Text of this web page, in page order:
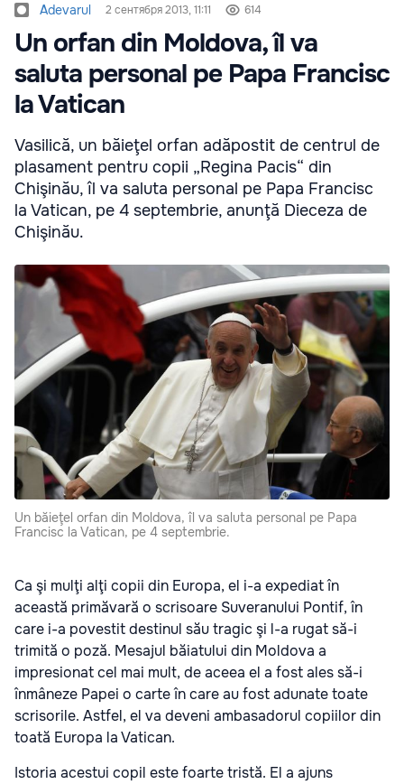
Adevarul 2 сентября 2013, 11:11 614
Un orfan din Moldova, îl va
saluta personal pe Papa Francisc
la Vatican
Vasilică, un băieţel orfan adăpostit de centrul de
plasament pentru copii „Regina Pacis“ din
Chişinău, îl va saluta personal pe Papa Francisc
la Vatican, pe 4 septembrie, anunţă Dieceza de
Chişinău.
Un băieţel orfan din Moldova, îl va saluta personal pe Papa
Francisc la Vatican, pe 4 septembrie.
Ca şi mulţi alţi copii din Europa, el i-a expediat în
această primăvară o scrisoare Suveranului Pontif, în
care i-a povestit destinul său tragic şi l-a rugat să-i
trimită o poză. Mesajul băiatului din Moldova a
impresionat cel mai mult, de aceea el a fost ales să-i
înmâneze Papei o carte în care au fost adunate toate
scrisorile. Astfel, el va deveni ambasadorul copiilor din
toată Europa la Vatican.
Istoria acestui copil este foarte tristă. El a ajuns